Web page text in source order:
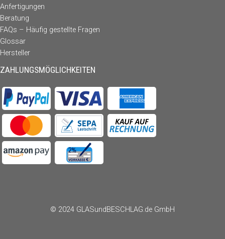
Anfertigungen
Beratung
FAQs – Häufig gestellte Fragen
Glossar
Hersteller
ZAHLUNGSMÖGLICHKEITEN
© 2024 GLASundBESCHLAG.de GmbH